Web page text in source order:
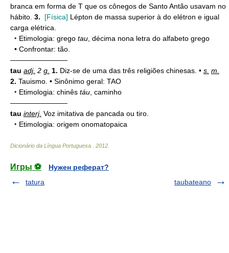
branca em forma de T que os cônegos de Santo Antão usavam no
hábito. 3. [Física] Lépton de massa superior à do elétron e igual
carga elétrica.
‣ Etimologia: grego tau , décima nona letra do alfabeto grego
• Confrontar: tão.
————————
tau adj. 2 g. 1. Diz-se de uma das três religiões chinesas. • s. m.
2. Tauismo. • Sinônimo geral: TAO
‣ Etimologia: chinês táu , caminho
————————
tau interj. Voz imitativa de pancada ou tiro.
‣ Etimologia: origem onomatopaica
Dicionário da Língua Portuguesa 2012
Игры ⚽
Нужен реферат?
tatura
taubateano